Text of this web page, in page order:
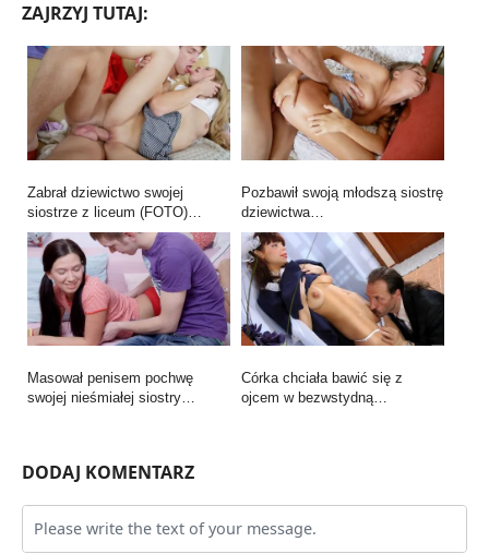
ZAJRZYJ TUTAJ:
Zabrał dziewictwo swojej
siostrze z liceum (FOTO)…
Pozbawił swoją młodszą siostrę
dziewictwa…
Masował penisem pochwę
swojej nieśmiałej siostry…
Córka chciała bawić się z
ojcem w bezwstydną…
DODAJ KOMENTARZ